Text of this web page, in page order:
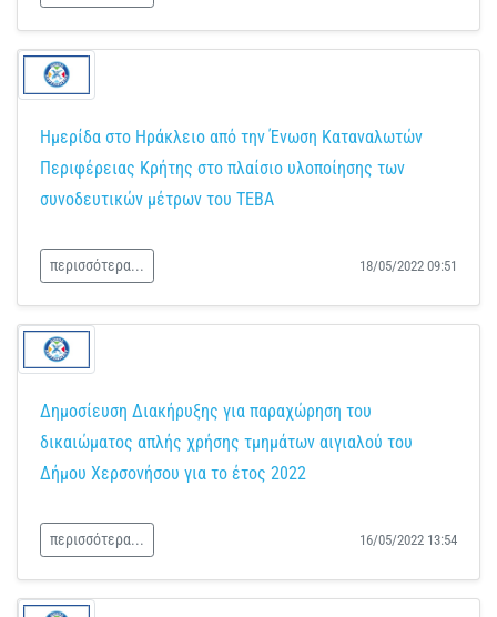
Ημερίδα στο Ηράκλειο από την Ένωση Καταναλωτών
Περιφέρειας Κρήτης στο πλαίσιο υλοποίησης των
συνοδευτικών μέτρων του ΤΕΒΑ
περισσότερα... 18/05/2022 09:51
Δημοσίευση Διακήρυξης για παραχώρηση του
δικαιώματος απλής χρήσης τμημάτων αιγιαλού του
Δήμου Χερσονήσου για το έτος 2022
περισσότερα... 16/05/2022 13:54